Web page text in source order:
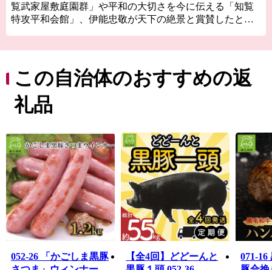
覧武家屋敷庭園群」や平和の大切さを今に伝える「知覧
特攻平和会館」、伊能忠敬が天下の絶景と賞賛したと伝
茶」や「さつまいも」などの農産物のほか、鹿児島黒
牛・黒豚をはじめ、鶏卵などの畜産物、それらの加工品
が数多くあります。
南九州市自慢の特産品を、ふるさと納税でぜひお楽しみ
■南九州市ふるさと納税品の不適正表示についてのお詫び
とご報告
本市へのふるさと納税のお礼として取り扱っていた「有
限会社水迫畜産」の牛肉の返礼品について、不適切な表
示があったことが確認されました。
寄附者の皆様には、ご心配とご迷惑をおかけしましたこ
とを、深くお詫び申し上げます。
本市では、直ちに当該事業者の返礼品に係る寄附の受付
また、既に寄附をいただき未発送の当該事業者の返礼品
この自治体のおすすめの返
礼品
052-26 「かごしま黒豚
【全4回】どどーんと
071-